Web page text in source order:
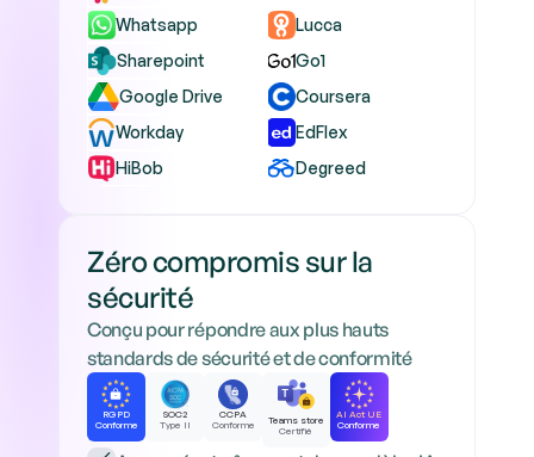
Whatsapp
Sharepoint
Google Drive
Workday
HiBob
Lucca
Go1
Coursera
EdFlex
Degreed
Zéro compromis sur la
sécurité
Conçu pour répondre aux plus hauts
standards de sécurité et de conformité
RGPD
Conforme
SOC2
Type II
CCPA
Conforme
Teams store
Certifié
AI Act UE
Conforme